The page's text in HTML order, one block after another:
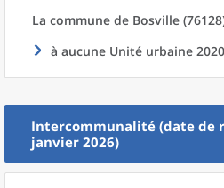
La commune de Bosville
à aucune Unité urbaine 2020
Intercommunalité (date de
janvier 2026)